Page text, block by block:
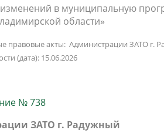
в муниципальную
области»
правовые акты: Администрации ЗАТО г.
(дата): 15.06.2026
№ 738
ЗАТО г. Радужный